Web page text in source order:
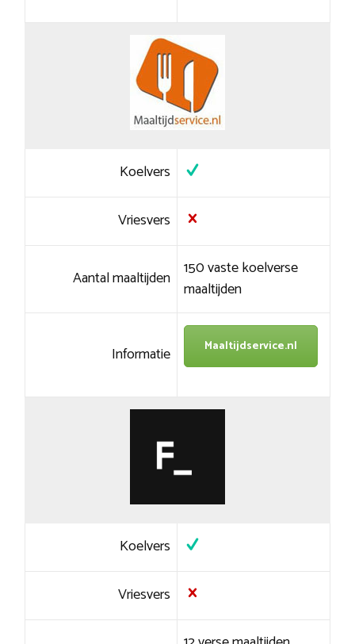
Koelvers
Vriesvers
Aantal maaltijden 150 vaste koelverse
maaltijden
Informatie Maaltijdservice.nl
Koelvers
Vriesvers